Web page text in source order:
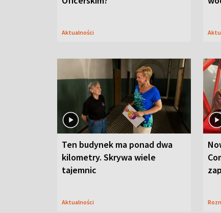
Aktualności
Ten budynek ma ponad dwa
kilometry. Skrywa wiele
tajemnic
Aktualności